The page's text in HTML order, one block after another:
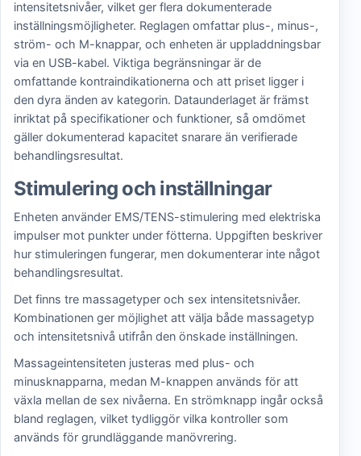
intensitetsnivåer, vilket ger flera dokumenterade
inställningsmöjligheter. Reglagen omfattar plus-, minus-,
ström- och M-knappar, och enheten är uppladdningsbar
via en USB-kabel. Viktiga begränsningar är de
omfattande kontraindikationerna och att priset ligger i
den dyra änden av kategorin. Dataunderlaget är främst
inriktat på specifikationer och funktioner, så omdömet
gäller dokumenterad kapacitet snarare än verifierade
behandlingsresultat.
Stimulering och inställningar
Enheten använder EMS/TENS-stimulering med elektriska
impulser mot punkter under fötterna. Uppgiften beskriver
hur stimuleringen fungerar, men dokumenterar inte något
behandlingsresultat.
Det finns tre massagetyper och sex intensitetsnivåer.
Kombinationen ger möjlighet att välja både massagetyp
och intensitetsnivå utifrån den önskade inställningen.
Massageintensiteten justeras med plus- och
minusknapparna, medan M-knappen används för att
växla mellan de sex nivåerna. En strömknapp ingår också
bland reglagen, vilket tydliggör vilka kontroller som
används för grundläggande manövrering.